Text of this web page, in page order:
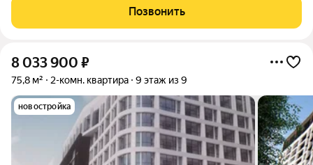
инфраструктура, но при этом дом будет находиться вдали от
загруженных и шумных дорог. В
Позвонить
8 033 900 ₽
75,8 м² 2-комн. квартира 9 этаж из 9
новостройка